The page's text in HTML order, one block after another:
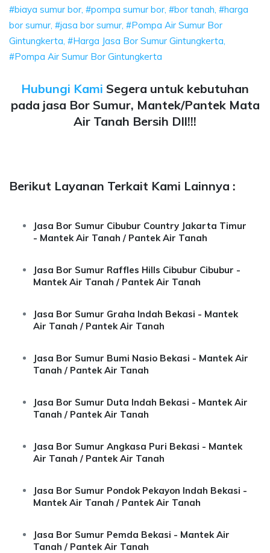
#biaya sumur bor, #pompa sumur bor, #bor tanah, #harga
bor sumur, #jasa bor sumur, #Pompa Air Sumur Bor
Gintungkerta, #Harga Jasa Bor Sumur Gintungkerta,
#Pompa Air Sumur Bor Gintungkerta
Hubungi Kami Segera untuk kebutuhan
pada jasa Bor Sumur, Mantek/Pantek Mata
Air Tanah Bersih Dll!!!
Berikut Layanan Terkait Kami Lainnya :
Jasa Bor Sumur Cibubur Country Jakarta Timur
- Mantek Air Tanah / Pantek Air Tanah
Jasa Bor Sumur Raffles Hills Cibubur Cibubur -
Mantek Air Tanah / Pantek Air Tanah
Jasa Bor Sumur Graha Indah Bekasi - Mantek
Air Tanah / Pantek Air Tanah
Jasa Bor Sumur Bumi Nasio Bekasi - Mantek Air
Tanah / Pantek Air Tanah
Jasa Bor Sumur Duta Indah Bekasi - Mantek Air
Tanah / Pantek Air Tanah
Jasa Bor Sumur Angkasa Puri Bekasi - Mantek
Air Tanah / Pantek Air Tanah
Jasa Bor Sumur Pondok Pekayon Indah Bekasi -
Mantek Air Tanah / Pantek Air Tanah
Jasa Bor Sumur Pemda Bekasi - Mantek Air
Tanah / Pantek Air Tanah